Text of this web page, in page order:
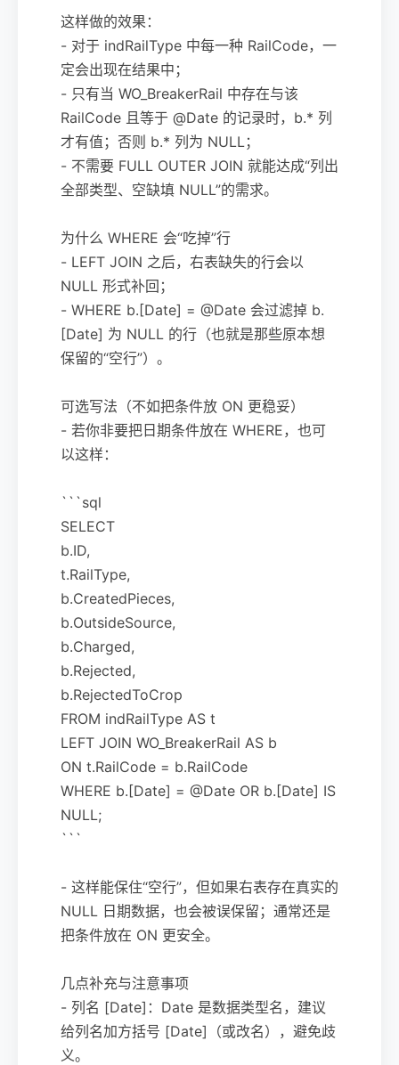
这样做的效果：
- 对于 indRailType 中每一种 RailCode，一
定会出现在结果中；
- 只有当 WO_BreakerRail 中存在与该
RailCode 且等于 @Date 的记录时，b.* 列
才有值；否则 b.* 列为 NULL；
- 不需要 FULL OUTER JOIN 就能达成“列出
全部类型、空缺填 NULL”的需求。
为什么 WHERE 会“吃掉”行
- LEFT JOIN 之后，右表缺失的行会以
NULL 形式补回；
- WHERE b.[Date] = @Date 会过滤掉 b.
[Date] 为 NULL 的行（也就是那些原本想
保留的“空行”）。
可选写法（不如把条件放 ON 更稳妥）
- 若你非要把日期条件放在 WHERE，也可
以这样：
```sql
SELECT
b.ID,
t.RailType,
b.CreatedPieces,
b.OutsideSource,
b.Charged,
b.Rejected,
b.RejectedToCrop
FROM indRailType AS t
LEFT JOIN WO_BreakerRail AS b
ON t.RailCode = b.RailCode
WHERE b.[Date] = @Date OR b.[Date] IS
NULL;
```
- 这样能保住“空行”，但如果右表存在真实的
NULL 日期数据，也会被误保留；通常还是
把条件放在 ON 更安全。
几点补充与注意事项
- 列名 [Date]：Date 是数据类型名，建议
给列名加方括号 [Date]（或改名），避免歧
义。